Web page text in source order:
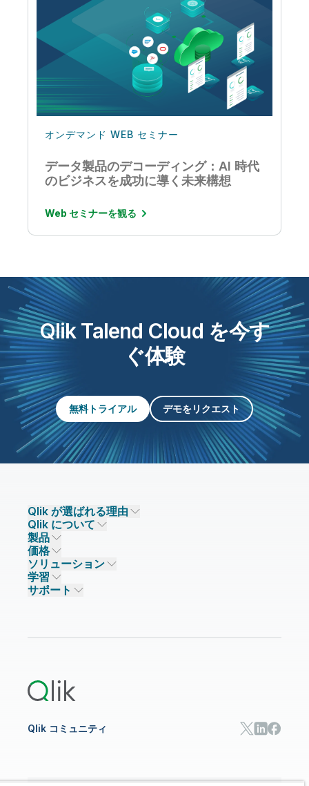
オンデマンド WEB セミナー
データ製品のデコーディング：AI 時代
のビジネスを成功に導く未来構想
Web セミナーを観る
Qlik Talend Cloud を今す
ぐ体験
無料トライアル デモをリクエスト
Qlik が選ばれる理由
Qlik が選ばれる理由
信頼とセキュリティ
信頼とプライバシー
信頼と AI
主なテクノロジーパートナー
データソースとターゲット
Qlik について
企業情報
採用情報
ニュースルーム
事業所 / 連絡先
製品
データ統合とデータ品質
Qlik Talend
Qlik Talend Cloud
Talend Data Fabric
Qlik Cloud Analytics
価格
データ統合
データ分析
AI / 機械学習
ソリューション
ソリューションパートナー
パートナー検索
学習
イベント
サポート
Qlik コミュニティ